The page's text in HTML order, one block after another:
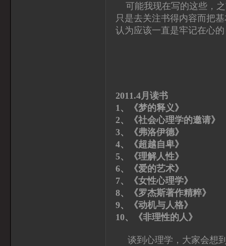
可能我现在写的这些，之
只是去关注书得内容而把
认为应该一直是牢记在心
2011.4月读书
1、《梦的释义
2、《社会心理学的邀
3、《弗洛伊德》
4、《超越自卑
5、《理解人性
6、《爱的艺术
7、《女性心理学
8、《罗杰斯著作精粹
9、《动机与人格
10、《非理性的人
谈到心理学，大家会想